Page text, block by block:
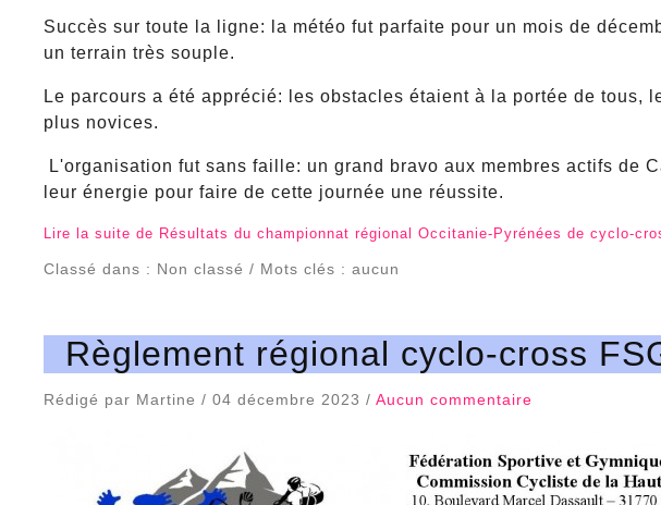
Succès sur toute la ligne: la météo fut parfaite pour un mois de
un terrain très souple.
Le parcours a été apprécié: les obstacles étaient à la portée de tous,
plus novices.
L'organisation fut sans faille: un grand bravo aux membres actifs de
leur énergie pour faire de cette journée une réussite.
Lire la suite de Résultats du championnat régional Occitanie-Pyrénées de cyclo-
Classé dans : Non classé / Mots clés : aucun
Règlement régional cyclo-cross
Rédigé par Martine / 04 décembre 2023 / Aucun commentaire